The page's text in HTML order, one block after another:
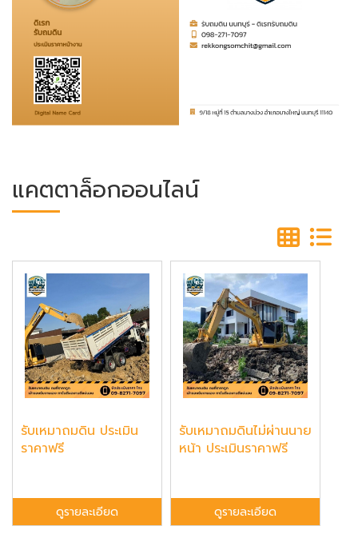
แคตตาล็อกออนไลน์
รับเหมาถมดิน ประเมิน
ราคาฟรี
ดูรายละเอียด
รับเหมาถมดินไม่ผ่านนาย
หน้า ประเมินราคาฟรี
ดูรายละเอียด